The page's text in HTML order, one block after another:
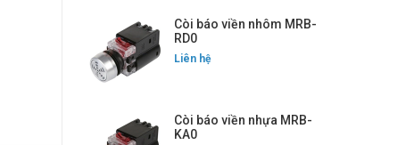
Còi báo viền nhôm MRB-
RD0
Liên hệ
Còi báo viền nhựa MRB-
KA0